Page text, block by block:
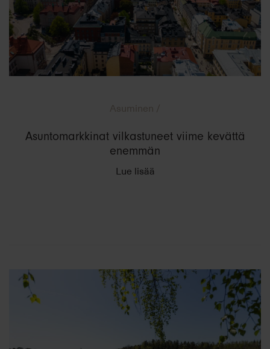
Asuminen /
Asuntomarkkinat vilkastuneet viime kevättä
enemmän
Lue lisää